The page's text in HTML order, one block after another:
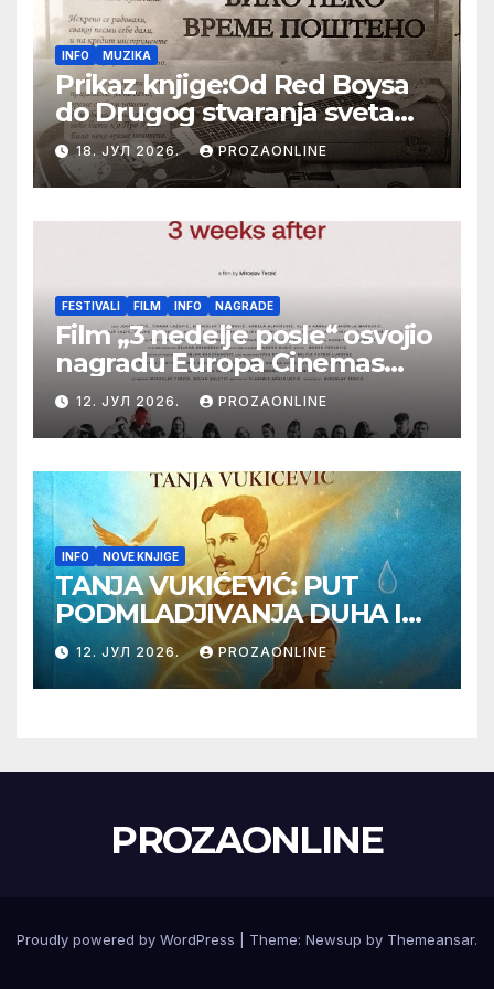
INFO MUZIKA
Prikaz knjige:Od Red Boysa
do Drugog stvaranja sveta
(bilo neko vreme pošteno)
(autor- Zlatomira Sremca,
Botoš 2022. godine,
samizdat)
18. ЈУЛ 2026. PROZAONLINE
FESTIVALI FILM INFO NAGRADE
Film „3 nedelje posle“ osvojio
nagradu Europa Cinemas
Label na Filmskom festivalu
u Karlovim Varima
12. ЈУЛ 2026. PROZAONLINE
INFO NOVE KNJIGE
TANJA VUKIĆEVIĆ: PUT
PODMLADJIVANJA DUHA I
TELA SA TESLOM
12. ЈУЛ 2026. PROZAONLINE
PROZAONLINE
Proudly powered by WordPress Theme: Newsup by Themeansar.